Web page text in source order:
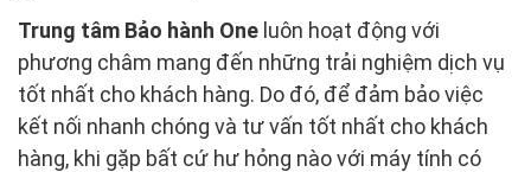
Trung tâm Bảo hành One luôn hoạt động với
phương châm mang đến những trải nghiệm dịch vụ
tốt nhất cho khách hàng. Do đó, để đảm bảo việc
kết nối nhanh chóng và tư vấn tốt nhất cho khách
hàng, khi gặp bất cứ hư hỏng nào với máy tính có